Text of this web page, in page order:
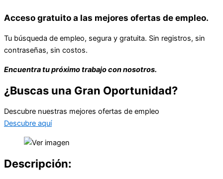
Acceso gratuito a las mejores ofertas de empleo.
Tu búsqueda de empleo, segura y gratuita. Sin registros, sin
contraseñas, sin costos.
Encuentra tu próximo trabajo con nosotros.
¿Buscas una Gran Oportunidad?
Descubre nuestras mejores ofertas de empleo
Descubre aquí
Descripción: